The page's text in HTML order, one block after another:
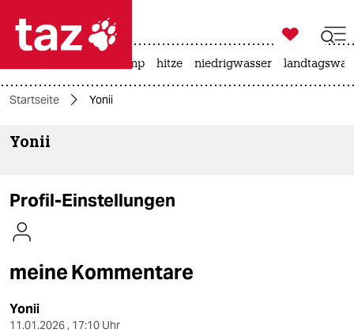

themen
kultur
sport

taz zahl ich
usa unter trump hitze niedrigwasser
Startseite Yonii
Yonii
Profil-Einstellungen
meine Kommentare
Yonii
11.01.2026 , 17:10 Uhr